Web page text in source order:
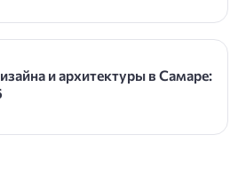
и архитектуры в Самаре: